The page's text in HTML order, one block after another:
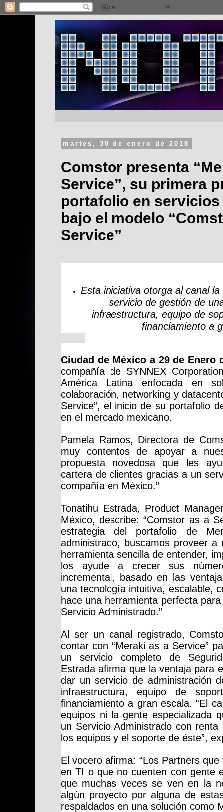
martes, 30 de enero de 2018
Comstor presenta
Service”, su primera
portafolio en
bajo el modelo
Service”
Esta iniciativa otorga al canal
servicio de gestión de
infraestructura, equipo de
financiamiento a
Ciudad de México a 29 de
compañía de SYNNEX
América Latina enfocada en
colaboración, networking y
Service”, el inicio de su portafolio
en el mercado mexicano.
Pamela Ramos, Directora de
muy contentos de apoyar a
propuesta novedosa que les
cartera de clientes gracias a un
compañía en México.”
Tonatihu Estrada, Product
México, describe: “Comstor as a
estrategia del portafolio de
administrado, buscamos proveer a
herramienta sencilla de entender,
los ayude a crecer sus
incremental, basado en las
una tecnología intuitiva, escalable,
hace una herramienta perfecta
Servicio Administrado.”
Al ser un canal registrado,
contar con “Meraki as a Service”
un servicio completo de
Estrada afirma que la ventaja para
dar un servicio de administración
infraestructura, equipo de
financiamiento a gran escala. “El
equipos ni la gente especializada
un Servicio Administrado con
los equipos y el soporte de éste”,
El vocero afirma: “Los Partners
en TI o que no cuenten con gente
que muchas veces se ven en la
algún proyecto por alguna de
respaldados en una solución como